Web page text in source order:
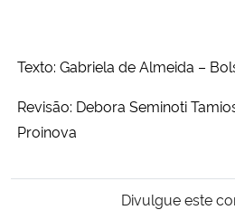
Texto: Gabriela de Almeida –
Revisão: Debora Seminoti
Proinova
Divulgue este